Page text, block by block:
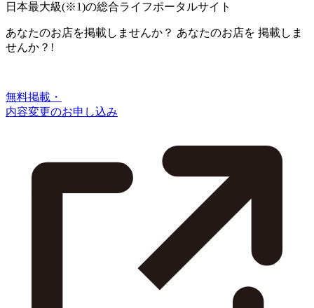
日本最大級(※1)の総合ライフポータルサイト
あなたのお店を掲載しませんか？ あなたのお店を 掲載しま
せんか？!
無料掲載・
内容変更のお申し込み